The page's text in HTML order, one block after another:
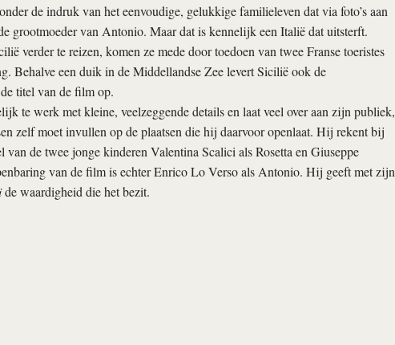
de indruk van het eenvoudige, gelukkige familieleven dat via foto’s aan
grootmoeder van Antonio. Maar dat is kennelijk een Italië dat uitsterft.
verder te reizen, komen ze mede door toedoen van twee Franse toeristes
Behalve een duik in de Middellandse Zee levert Sicilië ook de
titel van de film op.
te werk met kleine, veelzeggende details en laat veel over aan zijn publiek,
zelf moet invullen op de plaatsen die hij daarvoor openlaat. Hij rekent bij
van de twee jonge kinderen Valentina Scalici als Rosetta en Giuseppe
van de film is echter Enrico Lo Verso als Antonio. Hij geeft met zijn
de waardigheid die het bezit.